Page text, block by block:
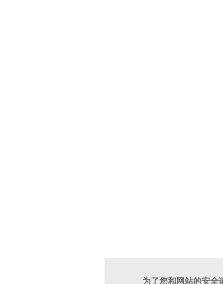
为了您和网站的安全